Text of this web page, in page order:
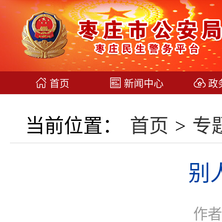
首页 新闻中心 政
当前位置： 首页 > 专
别
作